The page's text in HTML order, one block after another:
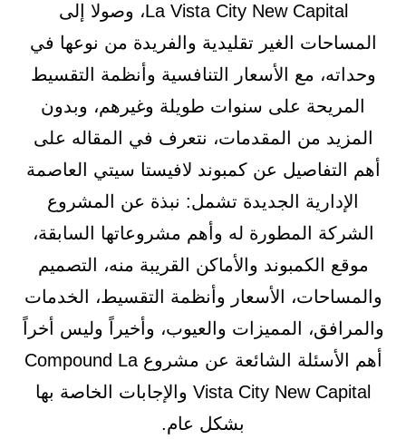
La Vista City New Capital، وصولا إلى
المساحات الغير تقليدية والفريدة من نوعها في
وحداته، مع الأسعار التنافسية وأنظمة التقسيط
المريحة على سنوات طويلة وغيرهم، وبدون
المزيد من المقدمات، نتعرف في المقاله على
أهم التفاصيل عن كمبوند لافيستا سيتي العاصمة
الإدارية الجديدة تشمل: نبذة عن المشروع
الشركة المطورة له وأهم مشروعاتها السابقة،
موقع الكمبوند والأماكن القريبة منه، التصميم
والمساحات، الأسعار وأنظمة التقسيط، الخدمات
والمرافق، المميزات والعيوب، وأخيراً وليس أخراً
أهم الأسئلة الشائعة عن مشروع Compound La
Vista City New Capital والإجابات الخاصة بها
بشكل عام.